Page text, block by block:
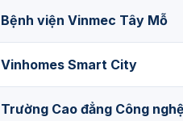
Bệnh viện Vinmec Tây Mỗ
Vinhomes Smart City
Trường Cao đẳng Công